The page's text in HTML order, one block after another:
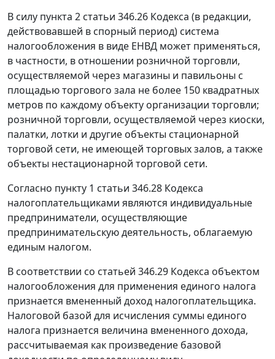
В силу пункта 2 статьи 346.26 Кодекса (в редакции,
действовавшей в спорный период) система
налогообложения в виде ЕНВД может применяться,
в частности, в отношении розничной торговли,
осуществляемой через магазины и павильоны с
площадью торгового зала не более 150 квадратных
метров по каждому объекту организации торговли;
розничной торговли, осуществляемой через киоски,
палатки, лотки и другие объекты стационарной
торговой сети, не имеющей торговых залов, а также
объекты нестационарной торговой сети.
Согласно пункту 1 статьи 346.28 Кодекса
налогоплательщиками являются индивидуальные
предприниматели, осуществляющие
предпринимательскую деятельность, облагаемую
единым налогом.
В соответствии со статьей 346.29 Кодекса объектом
налогообложения для применения единого налога
признается вмененный доход налогоплательщика.
Налоговой базой для исчисления суммы единого
налога признается величина вмененного дохода,
рассчитываемая как произведение базовой